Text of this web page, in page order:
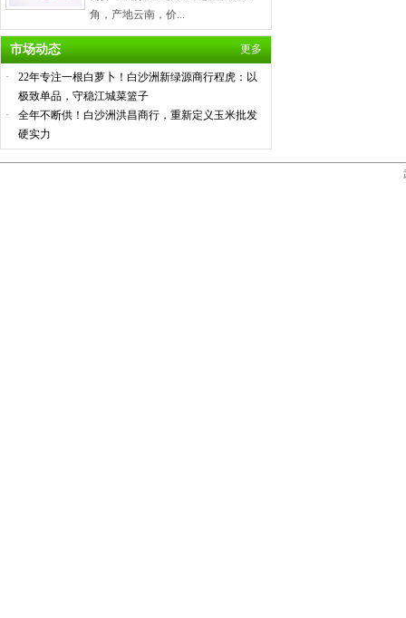
角，产地云南，价...
市场动态 更多
·
22年专注一根白萝卜！白沙洲新绿源商行程虎：以
极致单品，守稳江城菜篮子
·
全年不断供！白沙洲洪昌商行，重新定义玉米批发
硬实力